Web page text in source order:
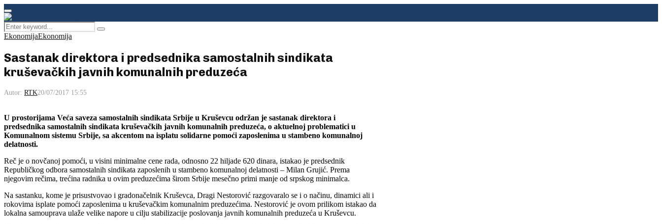
Facebook
Instagram
Youtube
Primary
Menu
Search
for:
Pretraga
EkonomijaEkonomija
Sastanak direktora i predsednika samostalnih sindikata
kruševačkih javnih komunalnih preduzeća
Autor: RTK20/07/2017 15:55
U prostorijama Veća saveza samostalnih sindikata Srbije u Kruševcu održan je sastanak direktora i
predsednika samostalnih sindikata kruševačkih javnih komunalnih preduzeća, o aktuelnoj problematici u
Komunalnom sistemu Srbije, sa akcentom na isplatu solidarne pomoći zaposlenima u stambeno komunalnoj
delatnosti.
Reč je o novčanoj pomoći, u visini minimalne cene rada, odnosno 22 hiljade 620 dinara, istakao je predsednik
Republičkog odbora samostalnih sindikata zaposlenih u stambeno komunalnoj delatnosti – Milan Grujić. Prema
njegovim rečima, trećina radnika u ovim preduzećima širom Srbije mesečno primi manje od srpskog minimalca.
Na sastanku, kome je prisustvovao i gradonačelnik Kruševca, Dragi Nestorović razgovaralo se i o načinu, dinamici ali i
rokovima isplate pomoći zaposlenima u kruševačkim komunalnim preduzećima. Nestorović je ovom prilikom istakao da
lokalna samouprava ulaže velike napore u cilju stabilizacije poslovanja javnih komunalnih preduzeća u Kruševcu.